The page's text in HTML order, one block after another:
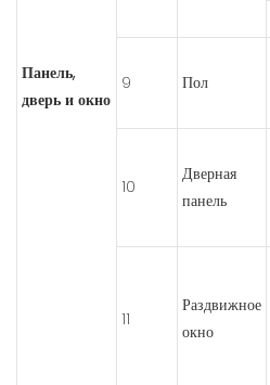
Панель,
дверь и окно
9 Пол
10
Дверная
панель
11
Раздвижное
окно